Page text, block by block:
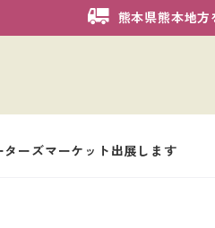
熊本県熊本地
ーズマーケット出展します